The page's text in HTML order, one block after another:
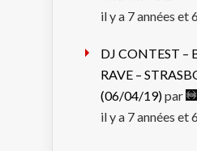
il y a 7 années et
DJ CONTEST –
RAVE –
(06/04/19)par
il y a 7 années et